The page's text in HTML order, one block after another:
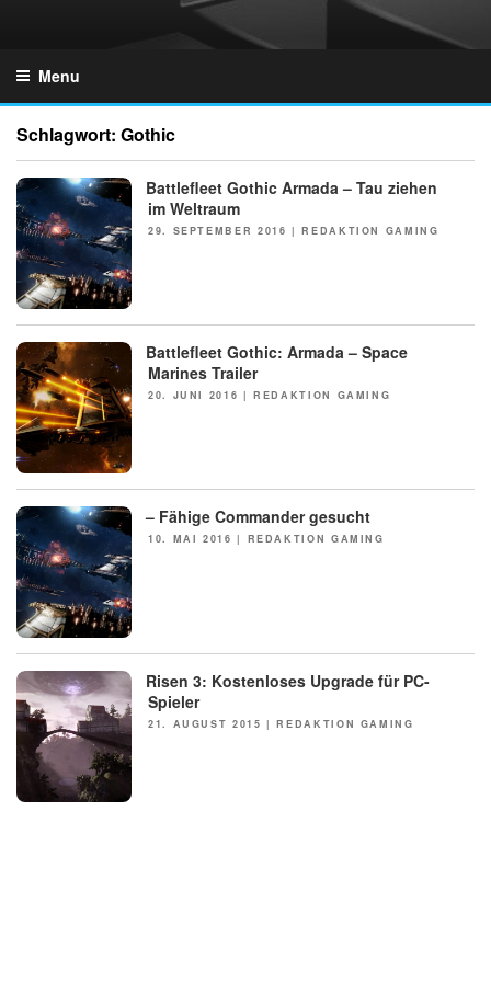
Menu
Schlagwort: Gothic
NEWS
Battlefleet Gothic Armada – Tau ziehen
im Weltraum
POSTED
29. SEPTEMBER 2016 |REDAKTION GAMING
NEWS
Battlefleet Gothic: Armada – Space
Marines Trailer
POSTED
20. JUNI 2016 |REDAKTION GAMING
– Fähige Commander gesucht
POSTED
10. MAI 2016 | REDAKTION GAMING
NEWS
Risen 3: Kostenloses Upgrade für PC-
Spieler
POSTED
21. AUGUST 2015 |REDAKTION GAMING